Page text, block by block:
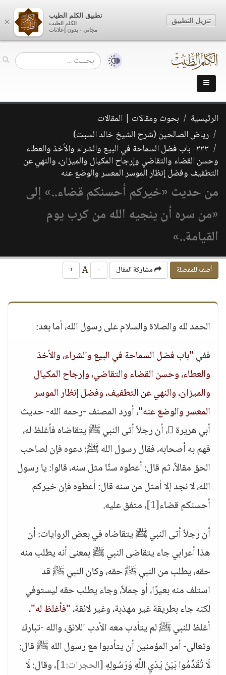
الرئيسية
بحوث ومقالات | المقالات
رياض الصالحين (شرح الشيخ خالد السبت)
٢٢٣- باب فضل السماحة في البيع والشراء والأخذ والعطاء
وحسن القضاء والتقاضي وإرجاح المكيال والميزان، والنهي عن
التطفيف وفضل إنظار الموسر المعسر والوضع عنه
من حديث «خيركم أحسنكم قضاء..» إلى
«من سره أن ينجيه الله من كرب يوم
القيامة..»
أضف للمفضلة مشاركة المقال -
+
الحمد لله والصلاة والسلام على رسول الله، أما بعد:
ففي"باب فضل السماحة في البيع والشراء، والأخذ
والعطاء، وحسن القضاء والتقاضي، وإرجاح المكيال
والميزان، والنهي عن التطفيف، وفضل إنظار الموسر
المعسر والوضع عنه"، أورد المصنف -رحمه الله- حديث
أبي هريرة ، أن رجلاً أتى النبي ﷺ يتقاضاه فأغلظ له،
فهم به أصحابه، فقال رسول الله ﷺ: دعوه فإن لصاحب
الحق مقالاً، ثم قال: أعطوه سنًا مثل سنه، قالوا: يا رسول
الله، لا نجد إلا أمثل من سنه قال: أعطوه فإن خيركم
أحسنكم قضاء[1] ، متفق عليه.
أن رجلاً أتى النبي ﷺ يتقاضاه في بعض الروايات: أن
هذا أعرابي جاء يتقاضى النبي ﷺ بمعنى أنه يطلب منه
حقه، يطلب من النبي ﷺ حقه، وكان النبي ﷺ قد
استلف منه بعيرًا، أو جملاً، وجاء يطلب حقه ليستوفي
لكنه جاء بطريقة غير مهذبة، وغير لائقة،"فأغلظ له"،
أغلظ للنبي ﷺ لم يتأدب معه الأدب اللائق، والله -تبارك
وتعالى- أمر المؤمنين أن يتأدبوا مع رسول الله ﷺ قال:
لَا تُقَدِّمُوا بَيْنَ يَدَيِ اللَّهِ وَرَسُولِهِ[الحجرات:1] ، وقال: لَا
×
تطبيق الكلم الطيب
الكلم الطيب
مجاني - بدون إعلانات
تنزيل التطبيق